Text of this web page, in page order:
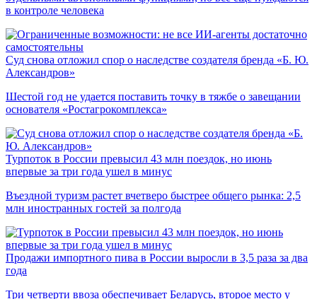
в контроле человека
Суд снова отложил спор о наследстве создателя бренда «Б. Ю.
Александров»
Шестой год не удается поставить точку в тяжбе о завещании
основателя «Ростагрокомплекса»
Турпоток в России превысил 43 млн поездок, но июнь
впервые за три года ушел в минус
Въездной туризм растет вчетверо быстрее общего рынка: 2,5
млн иностранных гостей за полгода
Продажи импортного пива в России выросли в 3,5 раза за два
года
Три четверти ввоза обеспечивает Беларусь, второе место у